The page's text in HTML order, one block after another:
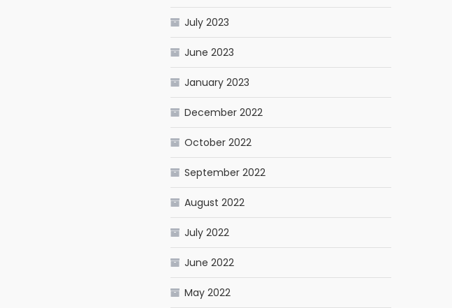
July 2023
June 2023
January 2023
December 2022
October 2022
September 2022
August 2022
July 2022
June 2022
May 2022